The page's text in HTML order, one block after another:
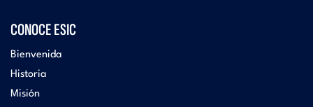
CONOCE ESIC
Bienvenida
Historia
Misión